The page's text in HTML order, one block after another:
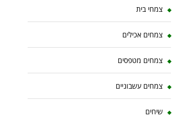
צמחי בית
צמחים אכילים
צמחים מטפסים
צמחים עשבוניים
שיחים